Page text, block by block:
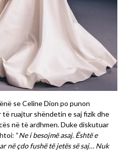
se Celine Dion po punon
ruajtur shëndetin e saj fizik dhe
në të ardhmen. Duke diskutuar
“Ne i besojmë asaj. Është e
në çdo fushë të jetës së saj… Nuk